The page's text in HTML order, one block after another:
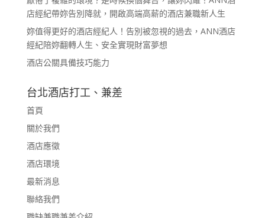
店經紀帶妳告別降就，開啟高端高薪的酒店兼職新人生
妳值得更好的酒店經紀人！告別被忽視的過去，ANN酒店
經紀陪妳翻轉人生、安全實現財富夢想
酒店公關具備技巧能力
台北酒店打工、兼差
首頁
關於我們
酒店應徵
酒店環境
最新消息
聯絡我們